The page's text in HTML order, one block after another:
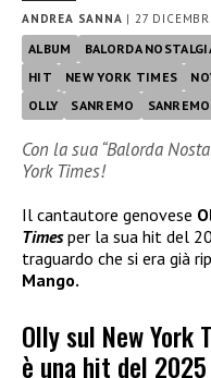
ANDREA SANNA |27
ALBUM BALORDA
HIT
NEW YORK TIMES
OLLY
SANREMO
Con la sua “Balorda
York Times!
Il cantautore genovese
Timesper la sua hit del
traguardo che si era già
Mango.
Olly sul New York
è una hit del 2025